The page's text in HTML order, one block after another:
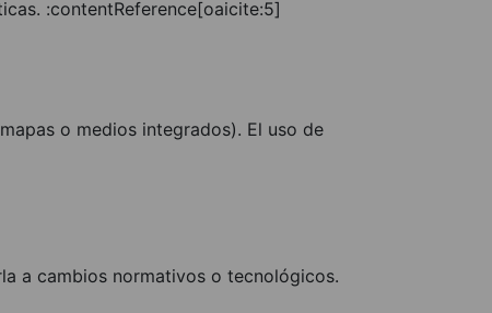
:contentReference[oaicite:5]
o medios integrados). El uso de
a cambios normativos o tecnológicos.